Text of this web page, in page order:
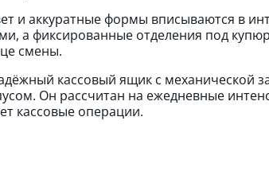
и аккуратные формы вписываются в
а фиксированные отделения под
смены.
кассовый ящик с механической
Он рассчитан на ежедневные
кассовые операции.